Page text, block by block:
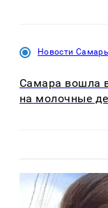
Новости
Самара вошла
на молочные